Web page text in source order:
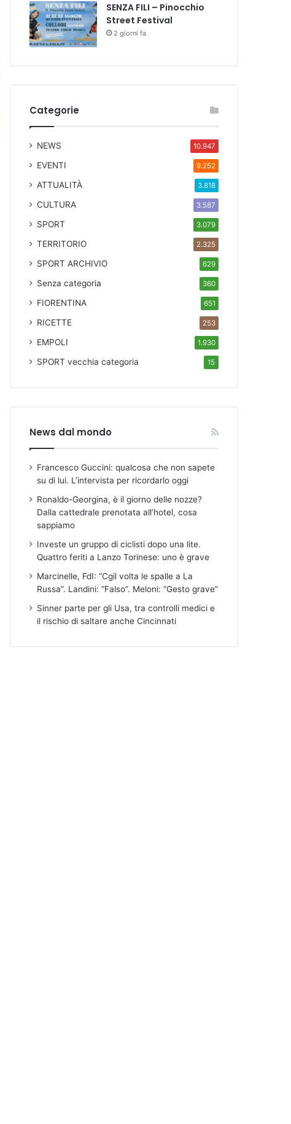
SENZA FILI – Pinocchio
Street Festival
2 giorni fa
Categorie
NEWS 10.947
EVENTI 9.252
ATTUALITÀ 3.818
CULTURA 3.587
SPORT 3.079
TERRITORIO 2.325
SPORT ARCHIVIO 629
Senza categoria 360
FIORENTINA 651
RICETTE 253
EMPOLI 1.930
SPORTvecchia categoria 15
News dal mondo
Francesco Guccini: qualcosa che non sapete
su di lui. L’intervista per ricordarlo oggi
Ronaldo-Georgina, è il giorno delle nozze?
Dalla cattedrale prenotata all’hotel, cosa
sappiamo
Investe un gruppo di ciclisti dopo una lite.
Quattro feriti a Lanzo Torinese: uno è grave
Marcinelle, FdI: “Cgil volta le spalle a La
Russa”. Landini: “Falso”. Meloni: “Gesto grave”
Sinner parte per gli Usa, tra controlli medici e
il rischio di saltare anche Cincinnati